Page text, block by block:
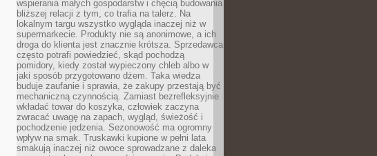
wspierania małych gospodarstw i chęcią budowania
bliższej relacji z tym, co trafia na talerz. Na
lokalnym targu wszystko wygląda inaczej niż w
supermarkecie. Produkty nie są anonimowe, a ich
droga do klienta jest znacznie krótsza. Sprzedawca
często potrafi powiedzieć, skąd pochodzą
pomidory, kiedy został wypieczony chleb albo w
jaki sposób przygotowano dżem. Taka wiedza
buduje zaufanie i sprawia, że zakupy przestają być
mechaniczną czynnością. Zamiast bezrefleksyjnie
wkładać towar do koszyka, człowiek zaczyna
zwracać uwagę na zapach, wygląd, świeżość i
pochodzenie jedzenia. Sezonowość ma ogromny
wpływ na smak. Truskawki kupione w pełni lata
smakują inaczej niż owoce sprowadzane z daleka